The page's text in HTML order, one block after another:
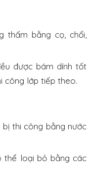
thấm bằng cọ, chổi,
được bám dính tốt
công lớp tiếp theo.
thi công bằng nước
thể loại bỏ bằng các